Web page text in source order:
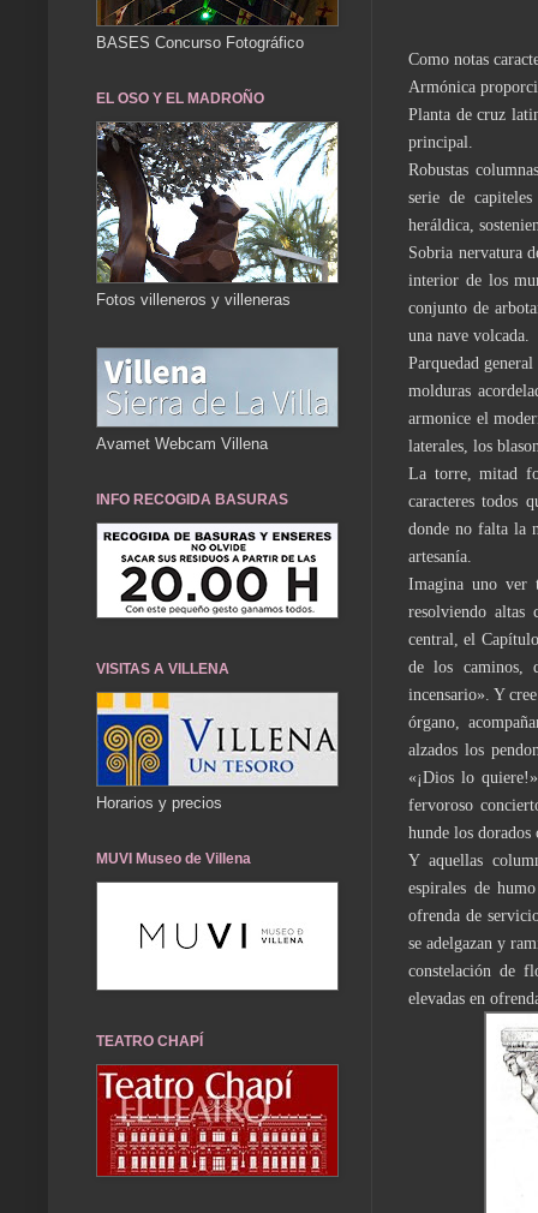
Como notas
Armónica
Planta de cruz
principal.
Robustas
serie de
heráldica,
Sobria nervatura
interior de los
conjunto de
una nave volcada.
Parquedad
molduras
armonice el
laterales, los
La torre, mitad
caracteres todos
donde no falta la
artesanía.
Imagina uno ver
resolviendo altas
central, el
de los caminos,
incensario». Y
órgano,
alzados los
«¡Dios lo
fervoroso
hunde los dorados
Y aquellas
espirales de
ofrenda de
se adelgazan y
constelación de
elevadas en
BASES Concurso Fotográfico
EL OSO Y EL MADROÑO
Fotos villeneros y villeneras
Avamet Webcam Villena
INFO RECOGIDA BASURAS
VISITAS A VILLENA
Horarios y precios
MUVI Museo de Villena
TEATRO CHAPÍ